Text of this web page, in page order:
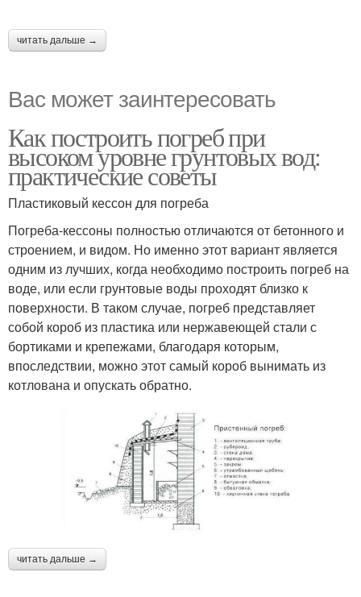
читать дальше →
Вас может заинтересовать
Как построить погреб при
высоком уровне грунтовых вод:
практические советы
Пластиковый кессон для погреба
Погреба-кессоны полностью отличаются от бетонного и
строением, и видом. Но именно этот вариант является
одним из лучших, когда необходимо построить погреб на
воде, или если грунтовые воды проходят близко к
поверхности. В таком случае, погреб представляет
собой короб из пластика или нержавеющей стали с
бортиками и крепежами, благодаря которым,
впоследствии, можно этот самый короб вынимать из
котлована и опускать обратно.
читать дальше →